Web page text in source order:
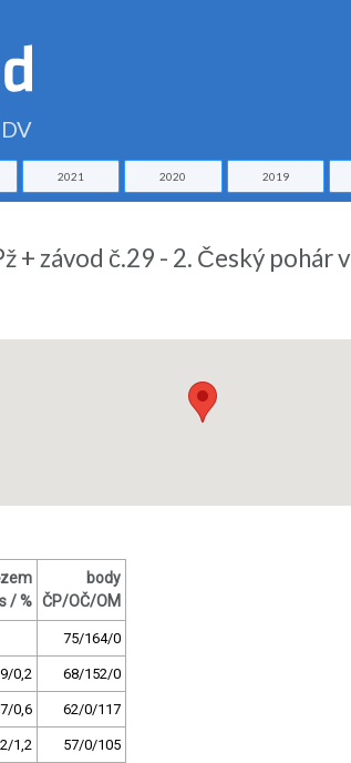
2021 2020 2019
+ závod č.29 - 2. Český pohár v
s / %
body
ČP/OČ/OM
75/164/0
0,2 68/152/0
0,6 62/0/117
1,2 57/0/105